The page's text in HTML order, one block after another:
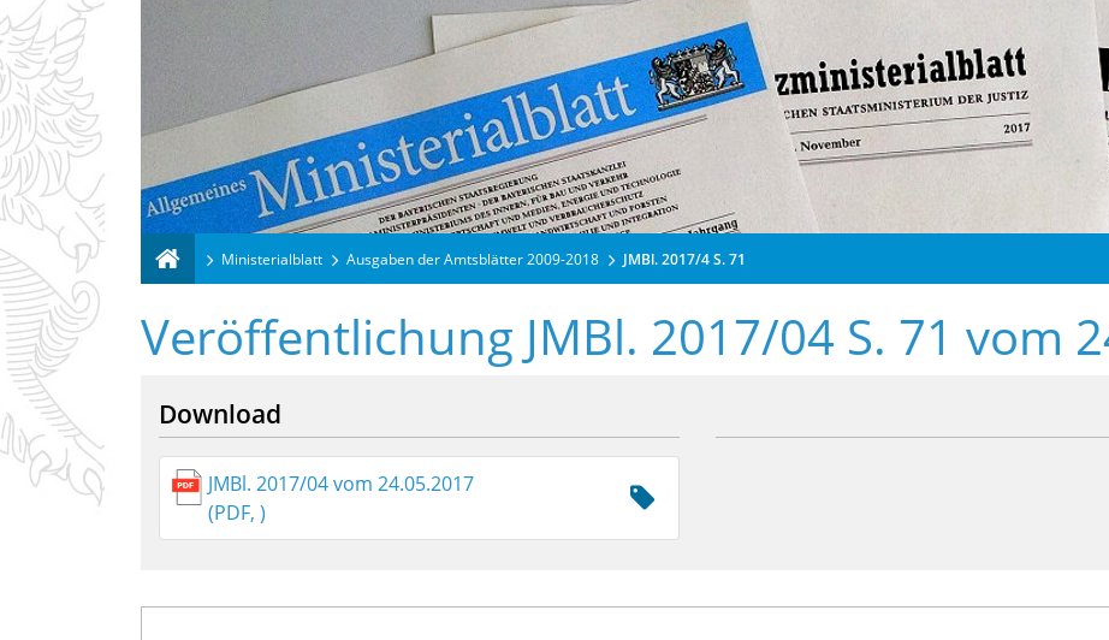
Ministerialblatt Ausgaben der Amtsblätter 2009-2018 JMBl. 2017/4 S. 71
Veröffentlichung JMBl. 2017/04 S. 71 vom
Download
JMBl. 2017/04 vom 24.05.2017
(PDF, )